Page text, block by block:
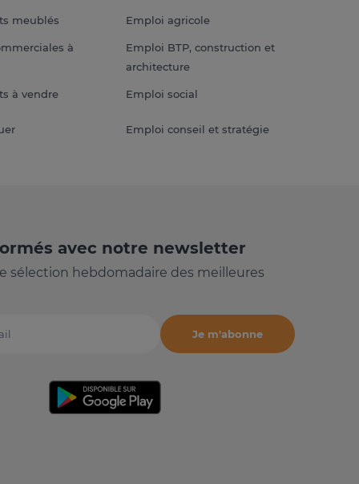
meublés
à
à vendre
Emploi agricole
Emploi BTP, construction et
architecture
Emploi social
Emploi conseil et stratégie
avec notre newsletter
sélection hebdomadaire des meilleures
Je m'abonne